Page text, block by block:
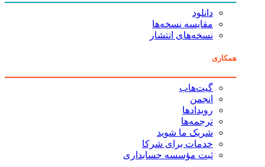
دانلود
مقایسه نسخه‌ها
نسخه‌های انتشار
همکاری
گیت‌هاب
انجمن
رویدادها
ترجمه‌ها
شریک ما شوید
خدمات برای شرکا
ثبت مؤسسه حسابداری